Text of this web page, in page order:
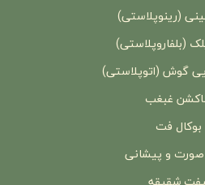
(رینوپلاستی)
(بلفاروپلاستی)
گوش (اتوپلاستی)
غبغب
بوکال فت
و پیشانی